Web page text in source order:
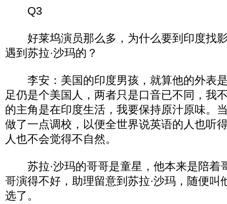
Q3
好莱坞演员那么多，为什么要到印度找
遇到苏拉·沙玛的？
李安：美国的印度男孩，就算他的外表
足仍是个美国人，两者只是口音已不同，我
的主角是在印度生活，我要保持原汁原味。
做了一点调校，以便全世界说英语的人也听
人也不会觉得不自然。
苏拉·沙玛的哥哥是童星，他本来是陪着
哥演得不好，助理留意到苏拉·沙玛，随便叫
选了。